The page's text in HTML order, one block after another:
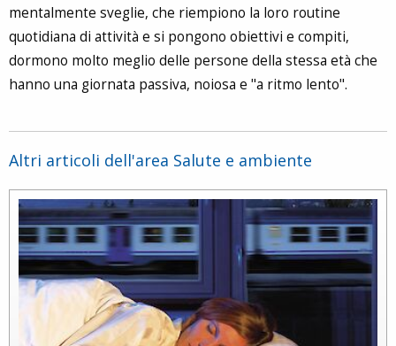
mentalmente sveglie, che riempiono la loro routine
quotidiana di attività e si pongono obiettivi e compiti,
dormono molto meglio delle persone della stessa età che
hanno una giornata passiva, noiosa e "a ritmo lento".
Altri articoli dell'area Salute e ambiente